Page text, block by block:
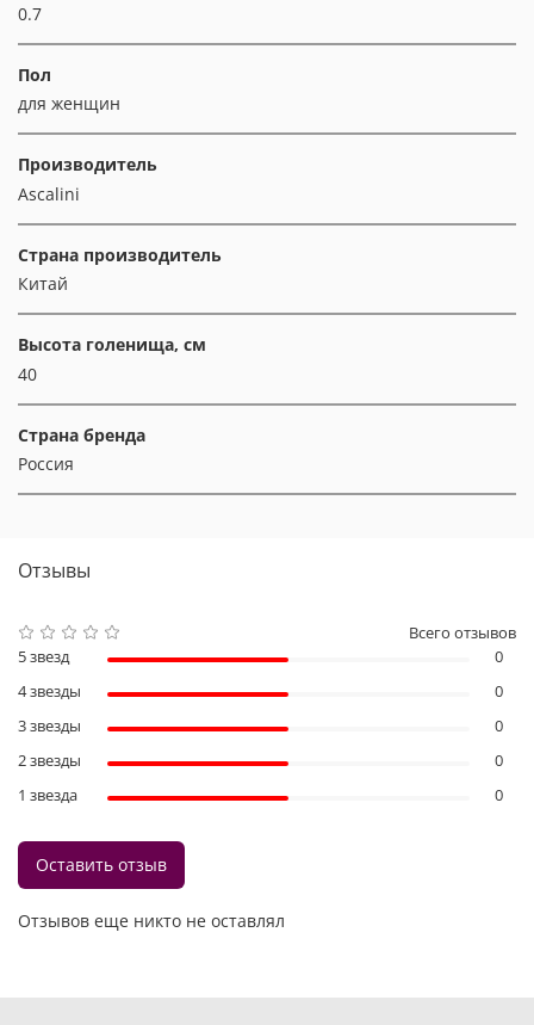
0.7
Пол
для женщин
Производитель
Ascalini
Страна производитель
Китай
Высота голенища, см
40
Страна бренда
Россия
Отзывы
Отзывов еще никто не оставлял
Всего отзывов
5 звезд
0
4 звезды
0
3 звезды
0
2 звезды
0
1 звезда
0
Оставить отзыв